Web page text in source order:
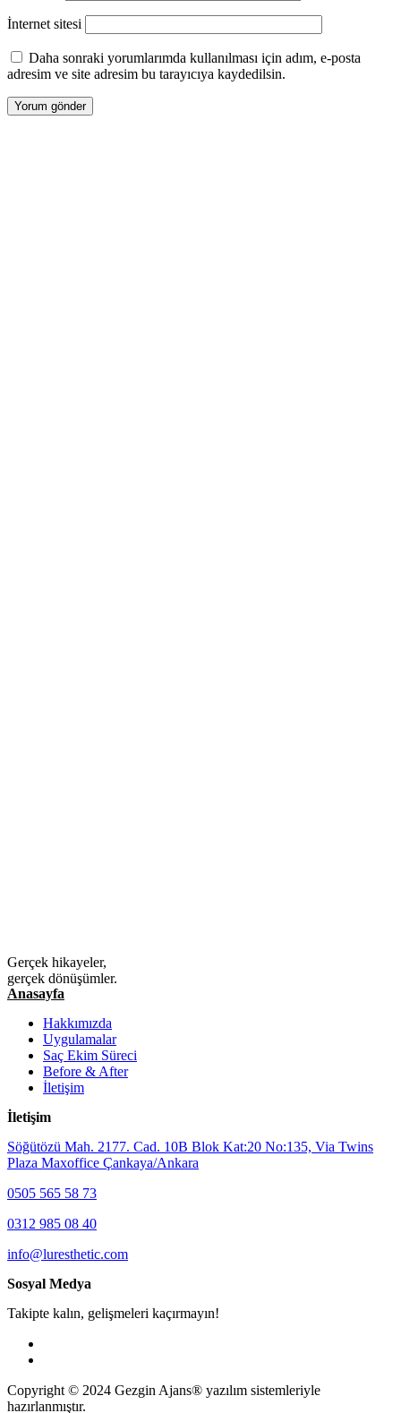
İnternet sitesi
Daha sonraki yorumlarımda kullanılması için adım, e-posta
adresim ve site adresim bu tarayıcıya kaydedilsin.
Gerçek hikayeler,
gerçek dönüşümler.
Anasayfa
Hakkımızda
Uygulamalar
Saç Ekim Süreci
Before & After
İletişim
İletişim
Söğütözü Mah. 2177. Cad. 10B Blok Kat:20 No:135, Via Twins
Plaza Maxoffice Çankaya/Ankara
0505 565 58 73
0312 985 08 40
info@luresthetic.com
Sosyal Medya
Takipte kalın, gelişmeleri kaçırmayın!
Copyright © 2024 Gezgin Ajans® yazılım sistemleriyle
hazırlanmıştır.